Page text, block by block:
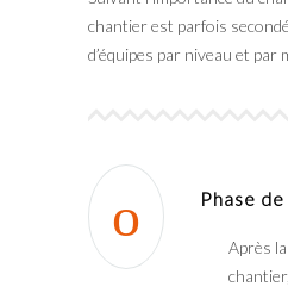
chantier est parfois
d’équipes par niveau et par
Phase
Après